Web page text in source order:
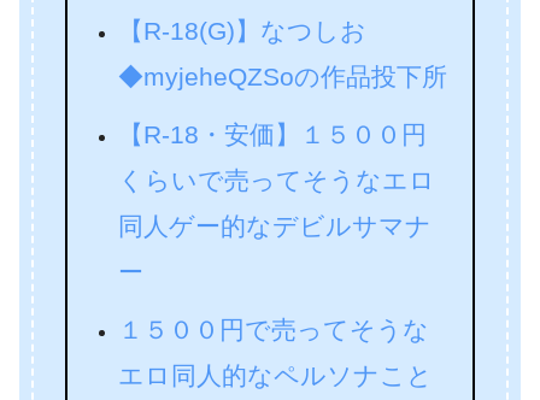
【R-18(G)】なつしお
◆myjeheQZSoの作品投下所
【R-18・安価】１５００円
くらいで売ってそうなエロ
同人ゲー的なデビルサマナ
ー
１５００円で売ってそうな
エロ同人的なペルソナこと